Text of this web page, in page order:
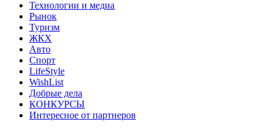
Технологии и медиа
Рынок
Туризм
ЖКХ
Авто
Спорт
LifeStyle
WishList
Добрые дела
КОНКУРСЫ
Интересное от партнеров